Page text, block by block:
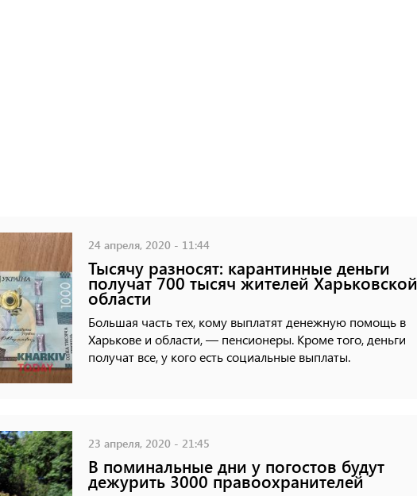
24 апреля, 2020 - 11:44
Тысячу разносят: карантинные деньги
получат 700 тысяч жителей Харьковской
области
Большая часть тех, кому выплатят денежную помощь в
Харькове и области, — пенсионеры. Кроме того, деньги
получат все, у кого есть социальные выплаты.
23 апреля, 2020 - 21:45
В поминальные дни у погостов будут
дежурить 3000 правоохранителей